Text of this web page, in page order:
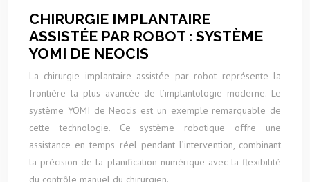
CHIRURGIE IMPLANTAIRE
ASSISTÉE PAR ROBOT : SYSTÈME
YOMI DE NEOCIS
La chirurgie implantaire assistée par robot représente la
frontière la plus avancée de l’implantologie moderne. Le
système YOMI de Neocis est un exemple remarquable de
cette technologie. Ce système robotique offre une
assistance en temps réel pendant l’intervention, combinant
la précision de la planification numérique avec la flexibilité
du contrôle manuel du chirurgien.